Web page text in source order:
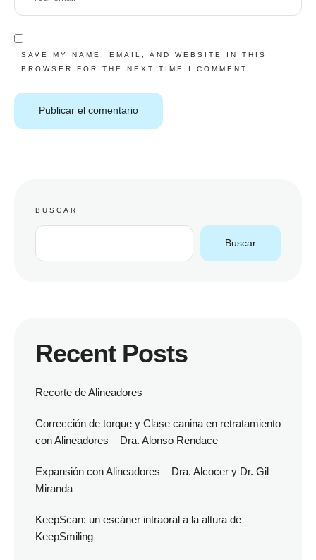
SAVE MY NAME, EMAIL, AND WEBSITE IN THIS
BROWSER FOR THE NEXT TIME I COMMENT.
BUSCAR
Buscar
Recent Posts
Recorte de Alineadores
Corrección de torque y Clase canina en retratamiento
con Alineadores – Dra. Alonso Rendace
Expansión con Alineadores – Dra. Alcocer y Dr. Gil
Miranda
KeepScan: un escáner intraoral a la altura de
KeepSmiling